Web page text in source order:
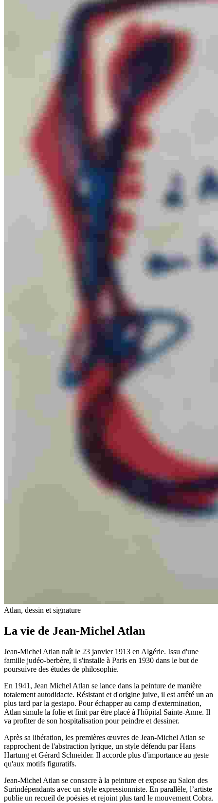
Atlan, dessin et signature
La vie de Jean-Michel Atlan
Jean-Michel Atlan naît le 23 janvier 1913 en Algérie. Issu d'une
famille judéo-berbère, il s'installe à Paris en 1930 dans le but de
poursuivre des études de philosophie.
En 1941, Jean Michel Atlan se lance dans la peinture de manière
totalement autodidacte. Résistant et d'origine juive, il est arrêté un an
plus tard par la gestapo. Pour échapper au camp d'extermination,
Atlan simule la folie et finit par être placé à l'hôpital Sainte-Anne. Il
va profiter de son hospitalisation pour peindre et dessiner.
Après sa libération, les premières œuvres de Jean-Michel Atlan se
rapprochent de l'abstraction lyrique, un style défendu par Hans
Hartung et Gérard Schneider. Il accorde plus d'importance au geste
qu'aux motifs figuratifs.
Jean-Michel Atlan se consacre à la peinture et expose au Salon des
Surindépendants avec un style expressionniste. En parallèle, l’artiste
publie un recueil de poésies et rejoint plus tard le mouvement Cobra.